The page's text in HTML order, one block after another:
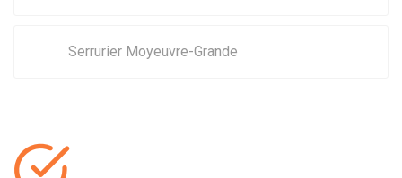
Serrurier Moyeuvre-Grande